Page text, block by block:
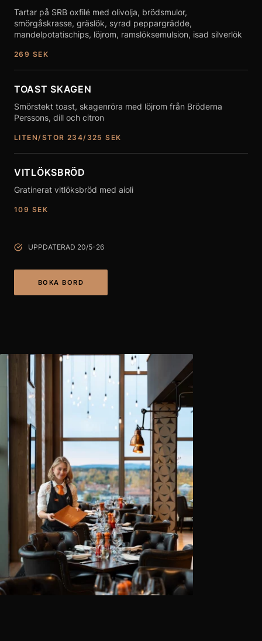
Tartar på SRB oxfilé med olivolja, brödsmulor,
smörgåskrasse, gräslök, syrad peppargrädde,
mandelpotatischips, löjrom, ramslöksemulsion, isad silverlök
269 SEK
TOAST SKAGEN
Smörstekt toast, skagenröra med löjrom från Bröderna
Perssons, dill och citron
LITEN/STOR 234/325SEK
VITLÖKSBRÖD
Gratinerat vitlöksbröd med aioli
109 SEK
UPPDATERAD 20/5-26
BOKA BORD